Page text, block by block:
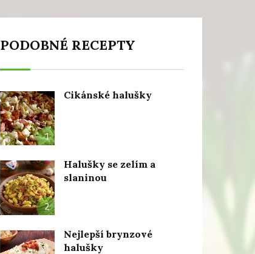
PODOBNÉ RECEPTY
1
Cikánské halušky
2
Halušky se zelím a
slaninou
Nejlepší brynzové
halušky